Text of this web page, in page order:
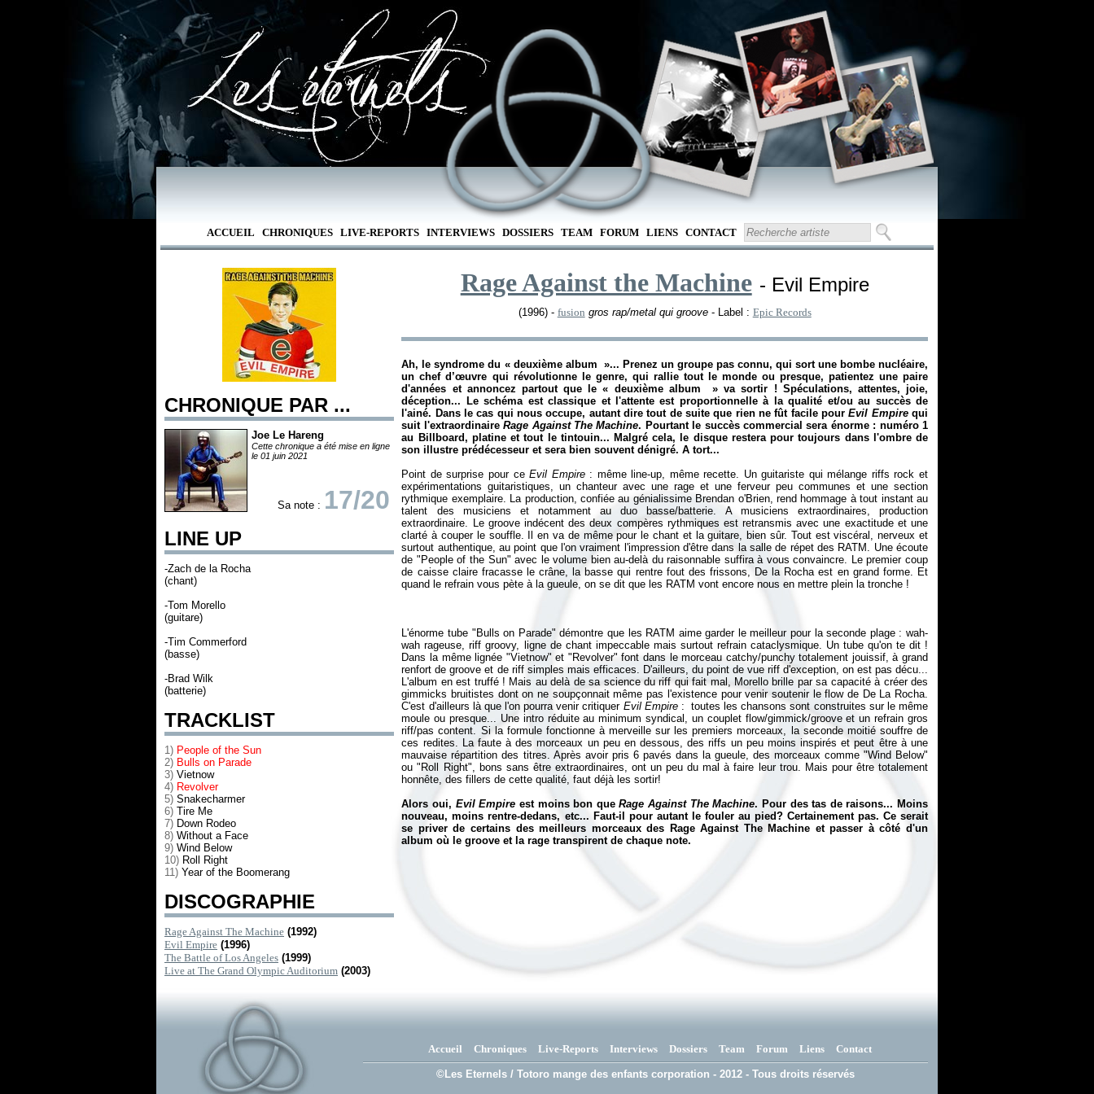
ACCUEIL CHRONIQUES LIVE-REPORTS INTERVIEWS DOSSIERS TEAM FORUM LIENS CONTACT
CHRONIQUE PAR ...
Joe Le Hareng
Cette chronique a été mise en ligne
le 01 juin 2021
Sa note : 17/20
LINE UP
-Zach de la Rocha
(chant)
-Tom Morello
(guitare)
-Tim Commerford
(basse)
-Brad Wilk
(batterie)
TRACKLIST
1) People of the Sun
2) Bulls on Parade
3) Vietnow
4) Revolver
5) Snakecharmer
6) Tire Me
7) Down Rodeo
8) Without a Face
9) Wind Below
10) Roll Right
11) Year of the Boomerang
DISCOGRAPHIE
Rage Against The Machine (1992)
Evil Empire (1996)
The Battle of Los Angeles (1999)
Live at The Grand Olympic Auditorium (2003)
Rage Against the Machine - Evil Empire
(1996) - fusion gros rap/metal qui groove- Label : Epic Records
Ah, le syndrome du « deuxième album »... Prenez un groupe pas connu, qui sort une bombe nucléaire,
un chef d’œuvre qui révolutionne le genre, qui rallie tout le monde ou presque, patientez une paire
d'années et annoncez partout que le « deuxième album » va sortir ! Spéculations, attentes, joie,
déception... Le schéma est classique et l'attente est proportionnelle à la qualité et/ou au succès de
l'ainé. Dans le cas qui nous occupe, autant dire tout de suite que rien ne fût facile pourEvil Empirequi
suit l'extraordinaireRage Against The Machine. Pourtant le succès commercial sera énorme : numéro 1
au Billboard, platine et tout le tintouin... Malgré cela, le disque restera pour toujours dans l'ombre de
son illustre prédécesseur et sera bien souvent dénigré. A tort...
Point de surprise pour ceEvil Empire: même line-up, même recette. Un guitariste qui mélange riffs rock et
expérimentations guitaristiques, un chanteur avec une rage et une ferveur peu communes et une section
rythmique exemplaire. La production, confiée au génialissime Brendan o'Brien, rend hommage à tout instant au
talent des musiciens et notamment au duo basse/batterie. A musiciens extraordinaires, production
extraordinaire. Le groove indécent des deux compères rythmiques est retransmis avec une exactitude et une
clarté à couper le souffle. Il en va de même pour le chant et la guitare, bien sûr. Tout est viscéral, nerveux et
surtout authentique, au point que l'on vraiment l'impression d'être dans la salle de répet des RATM. Une écoute
de "People of the Sun" avec le volume bien au-delà du raisonnable suffira à vous convaincre. Le premier coup
de caisse claire fracasse le crâne, la basse qui rentre fout des frissons, De la Rocha est en grand forme. Et
quand le refrain vous pète à la gueule, on se dit que les RATM vont encore nous en mettre plein la tronche !
L'énorme tube "Bulls on Parade" démontre que les RATM aime garder le meilleur pour la seconde plage : wah-
wah rageuse, riff groovy, ligne de chant impeccable mais surtout refrain cataclysmique. Un tube qu'on te dit !
Dans la même lignée "Vietnow" et "Revolver" font dans le morceau catchy/punchy totalement jouissif, à grand
renfort de groove et de riff simples mais efficaces. D'ailleurs, du point de vue riff d'exception, on est pas décu...
L'album en est truffé ! Mais au delà de sa science du riff qui fait mal, Morello brille par sa capacité à créer des
gimmicks bruitistes dont on ne soupçonnait même pas l'existence pour venir soutenir le flow de De La Rocha.
C'est d'ailleurs là que l'on pourra venir critiquer Evil Empire: toutes les chansons sont construites sur le même
moule ou presque... Une intro réduite au minimum syndical, un couplet flow/gimmick/groove et un refrain gros
riff/pas content. Si la formule fonctionne à merveille sur les premiers morceaux, la seconde moitié souffre de
ces redites. La faute à des morceaux un peu en dessous, des riffs un peu moins inspirés et peut être à une
mauvaise répartition des titres. Après avoir pris 6 pavés dans la gueule, des morceaux comme "Wind Below"
ou "Roll Right", bons sans être extraordinaires, ont un peu du mal à faire leur trou. Mais pour être totalement
honnête, des fillers de cette qualité, faut déjà les sortir!
Alors oui, Evil Empire est moins bon queRage Against The Machine. Pour des tas de raisons... Moins
nouveau, moins rentre-dedans, etc... Faut-il pour autant le fouler au pied? Certainement pas. Ce serait
se priver de certains des meilleurs morceaux des Rage Against The Machine et passer à côté d'un
album où le groove et la rage transpirent de chaque note.
Accueil Chroniques Live-Reports Interviews Dossiers Team Forum Liens Contact
©Les Eternels / Totoro mange des enfants corporation - 2012 - Tous droits réservés